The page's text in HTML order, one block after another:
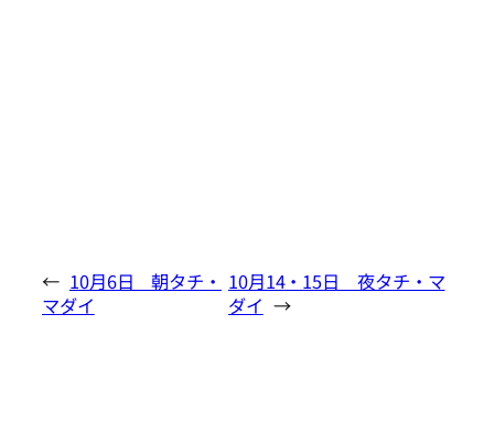
← 10月6日 朝タチ・
マダイ
10月14・15日 夜タチ・マ
ダイ →